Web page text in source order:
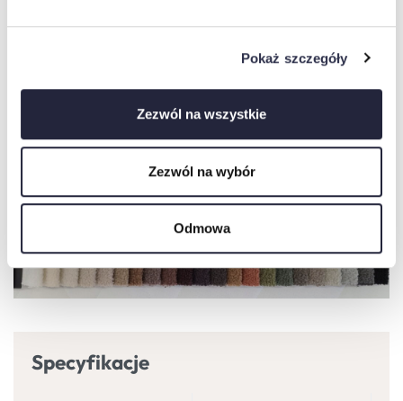
Pokaż szczegóły
Zezwól na wszystkie
Zezwól na wybór
Odmowa
tkaniny
Specyfikacje